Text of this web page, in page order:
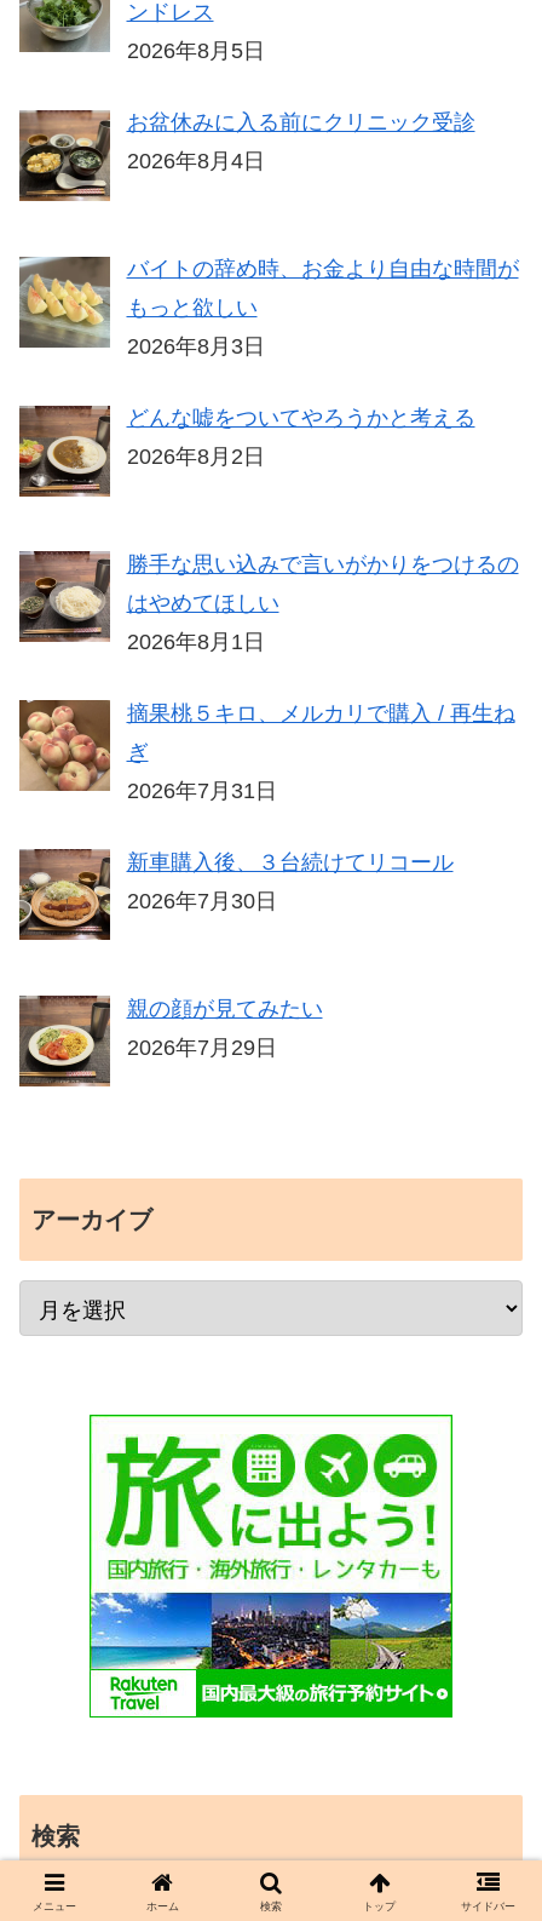
ンドレス
2026年8月5日
お盆休みに入る前にクリニック受診
2026年8月4日
バイトの辞め時、お金より自由な時間が
もっと欲しい
2026年8月3日
どんな嘘をついてやろうかと考える
2026年8月2日
勝手な思い込みで言いがかりをつけるの
はやめてほしい
2026年8月1日
摘果桃５キロ、メルカリで購入 / 再生ね
ぎ
2026年7月31日
新車購入後、３台続けてリコール
2026年7月30日
親の顔が見てみたい
2026年7月29日
アーカイブ
検索
メニュー ホーム 検索 トップ サイドバー